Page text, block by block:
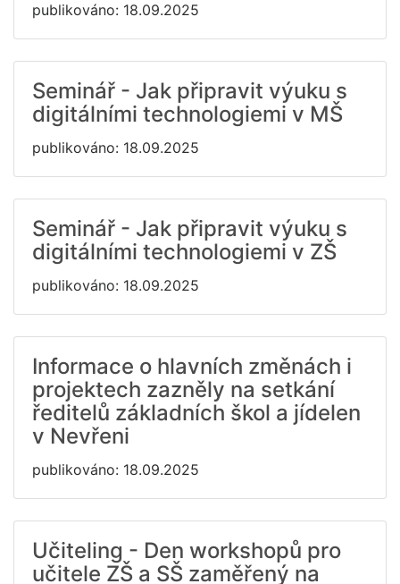
publikováno: 18.09.2025
Seminář - Jak připravit výuku s
digitálními technologiemi v MŠ
publikováno: 18.09.2025
Seminář - Jak připravit výuku s
digitálními technologiemi v ZŠ
publikováno: 18.09.2025
Informace o hlavních změnách i
projektech zazněly na setkání
ředitelů základních škol a jídelen
v Nevřeni
publikováno: 18.09.2025
Učiteling - Den workshopů pro
učitele ZŠ a SŠ zaměřený na